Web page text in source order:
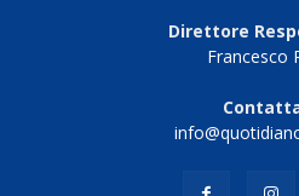
Direttore
Francesco